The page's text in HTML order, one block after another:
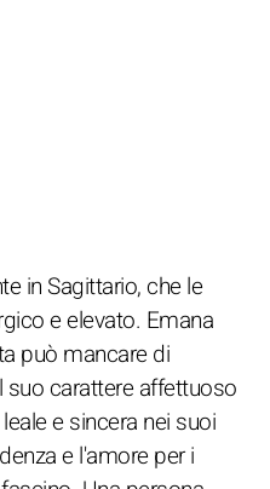
in Sagittario, che le
e elevato. Emana
può mancare di
carattere affettuoso
e sincera nei suoi
e l'amore per i